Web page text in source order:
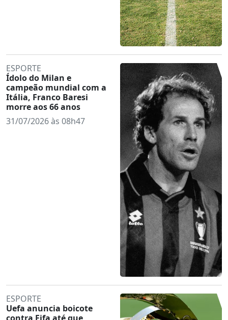
ESPORTE
Ídolo do Milan e
campeão mundial com a
Itália, Franco Baresi
morre aos 66 anos
31/07/2026 às 08h47
ESPORTE
Uefa anuncia boicote